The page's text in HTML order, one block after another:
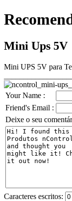
Mini Ups 5V
Mini UPS 5V para
Your Name :
Friend's Email :
Deixe o seu
Caracteres escritos: